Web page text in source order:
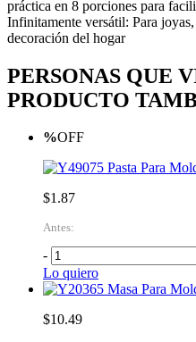
práctica en 8 porciones para
Infinitamente versátil: Para
decoración del hogar
PERSONAS QUE
PRODUCTO
%OFF
Pasta Para
$1.87
Antes:
-
Lo quiero
Masa Para
$10.49